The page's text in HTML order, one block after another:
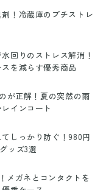
！冷蔵庫のプチストレ
回りのストレス解消！
を減らす優秀商品
が正解！夏の突然の雨
インコート
しっかり防ぐ！980円
ッズ3選
メガネとコンタクトを